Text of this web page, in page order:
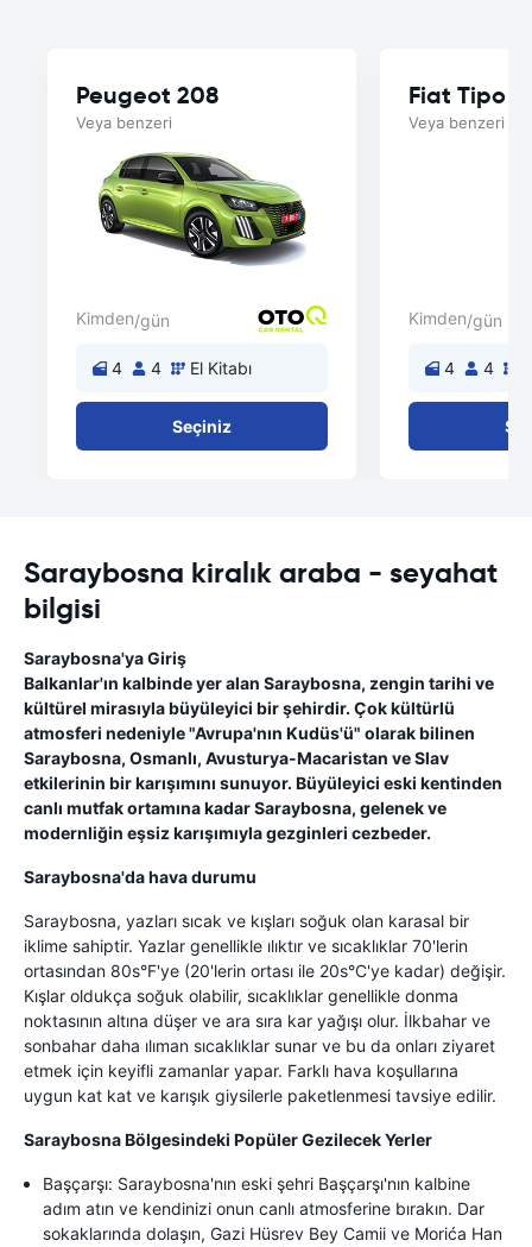
Peugeot 208
Veya benzeri
Kimden/gün
4 4 El Kitabı
Seçiniz
Fiat Tipo
Veya benzeri
Kimden/gün
4 4
Saraybosna kiralık araba - seyahat
bilgisi
Saraybosna'ya Giriş
Balkanlar'ın kalbinde yer alan Saraybosna, zengin tarihi ve
kültürel mirasıyla büyüleyici bir şehirdir. Çok kültürlü
atmosferi nedeniyle "Avrupa'nın Kudüs'ü" olarak bilinen
Saraybosna, Osmanlı, Avusturya-Macaristan ve Slav
etkilerinin bir karışımını sunuyor. Büyüleyici eski kentinden
canlı mutfak ortamına kadar Saraybosna, gelenek ve
modernliğin eşsiz karışımıyla gezginleri cezbeder.
Saraybosna'da hava durumu
Saraybosna, yazları sıcak ve kışları soğuk olan karasal bir
iklime sahiptir. Yazlar genellikle ılıktır ve sıcaklıklar 70'lerin
ortasından 80s°F'ye (20'lerin ortası ile 20s°C'ye kadar) değişir.
Kışlar oldukça soğuk olabilir, sıcaklıklar genellikle donma
noktasının altına düşer ve ara sıra kar yağışı olur. İlkbahar ve
sonbahar daha ılıman sıcaklıklar sunar ve bu da onları ziyaret
etmek için keyifli zamanlar yapar. Farklı hava koşullarına
uygun kat kat ve karışık giysilerle paketlenmesi tavsiye edilir.
Saraybosna Bölgesindeki Popüler Gezilecek Yerler
Başçarşı: Saraybosna'nın eski şehri Başçarşı'nın kalbine
adım atın ve kendinizi onun canlı atmosferine bırakın. Dar
sokaklarında dolaşın, Gazi Hüsrev Bey Camii ve Morića Han